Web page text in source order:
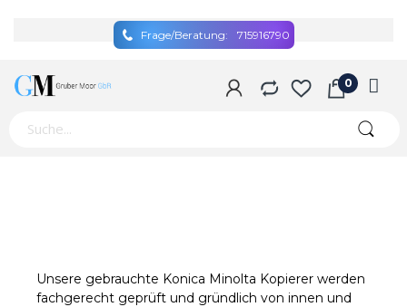
Frage/Beratung: 715916790
Unsere gebrauchte Konica Minolta Kopierer werden
fachgerecht geprüft und gründlich von innen und